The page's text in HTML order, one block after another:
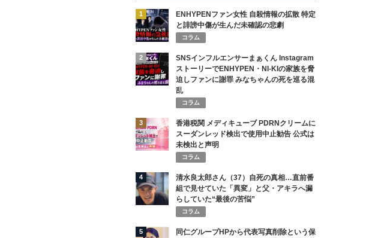
1
ENHYPENファン女性 自殺情報の拡散 特定
と誹謗中傷が生んだ未確認の悲劇
コラム
2
SNSインフルエンサーまぁくん Instagram
ストーリーでENHYPEN・NI-KIの家族を脅
迫しファンに謝罪 みなちゃんの死を巡る混
乱
コラム
3
香港税関 メディキューブ PDRNクリームに
スーダンレッド検出で使用中止勧告 公式は
未検出と声明
コラム
4
清水良太郎さん（37）自死の真相…直前番
組で見せていた「異変」と父・アキラへ漏
らしていた“最後の苦悩”
コラム
5
同仁グループHPから代表写真削除という保